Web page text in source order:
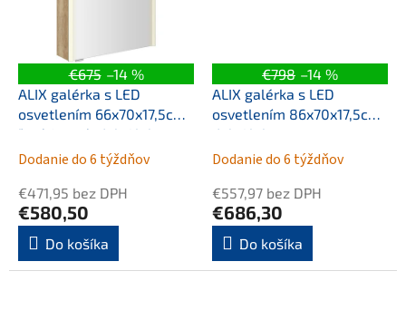
€675 –14 %
ALIX galérka s LED
osvetlením 66x70x17,5cm,
ľavá/pravá, dub Alabama
Dodanie do 6 týždňov
€471,95 bez DPH
€580,50
Do košíka
€798 –14 %
ALIX galérka s LED
osvetlením 86x70x17,5cm,
dub Alabama
Dodanie do 6 týždňov
€557,97 bez DPH
€686,30
Do košíka